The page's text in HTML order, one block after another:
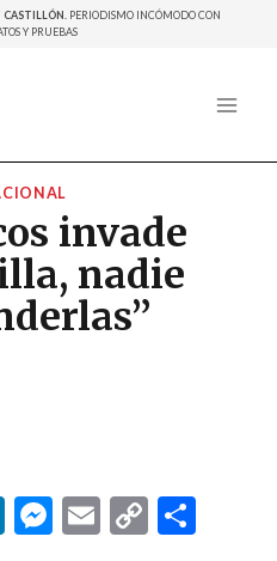
PERIODISMO INCÓMODO CON
Y PRUEBAS
invade
nadie
Li M E
C